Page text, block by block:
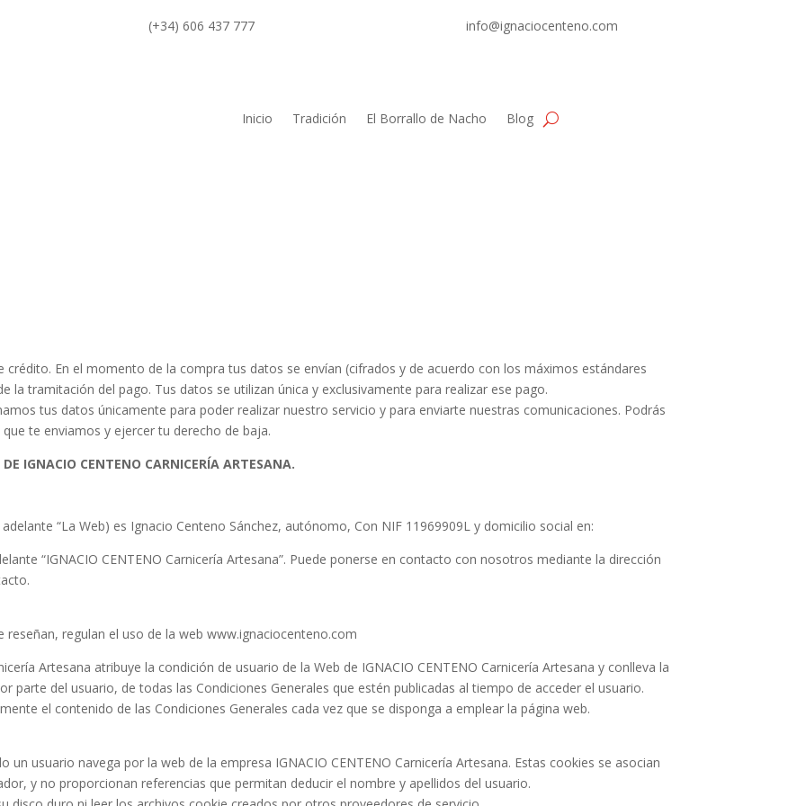
(+34) 606 437 777 info@ignaciocenteno.com
Inicio Tradición El Borrallo de Nacho Blog
En el momento de la compra tus datos se envían (cifrados y de acuerdo con los máximos estándares
la tramitación del pago. Tus datos se utilizan única y exclusivamente para realizar ese pago.
tus datos únicamente para poder realizar nuestro servicio y para enviarte nuestras comunicaciones. Podrás
te enviamos y ejercer tu derecho de baja.
IGNACIO CENTENO CARNICERÍA ARTESANA.
“La Web) es Ignacio Centeno Sánchez, autónomo, Con NIF 11969909L y domicilio social en:
“IGNACIO CENTENO Carnicería Artesana”. Puede ponerse en contacto con nosotros mediante la dirección
regulan el uso de la web www.ignaciocenteno.com
Artesana atribuye la condición de usuario de la Web de IGNACIO CENTENO Carnicería Artesana y conlleva la
parte del usuario, de todas las Condiciones Generales que estén publicadas al tiempo de acceder el usuario.
el contenido de las Condiciones Generales cada vez que se disponga a emplear la página web.
usuario navega por la web de la empresa IGNACIO CENTENO Carnicería Artesana. Estas cookies se asocian
y no proporcionan referencias que permitan deducir el nombre y apellidos del usuario.